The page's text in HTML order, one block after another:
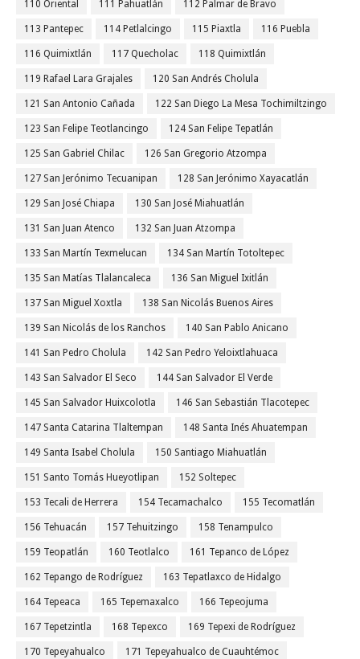
110 Oriental 111 Pahuatlán 112 Palmar de Bravo
113 Pantepec 114 Petlalcingo 115 Piaxtla 116 Puebla
116 Quimixtlán 117 Quecholac 118 Quimixtlán
119 Rafael Lara Grajales 120 San Andrés Cholula
121 San Antonio Cañada 122 San Diego La Mesa Tochimiltzingo
123 San Felipe Teotlancingo 124 San Felipe Tepatlán
125 San Gabriel Chilac 126 San Gregorio Atzompa
127 San Jerónimo Tecuanipan 128 San Jerónimo Xayacatlán
129 San José Chiapa 130 San José Miahuatlán
131 San Juan Atenco 132 San Juan Atzompa
133 San Martín Texmelucan 134 San Martín Totoltepec
135 San Matías Tlalancaleca 136 San Miguel Ixitlán
137 San Miguel Xoxtla 138 San Nicolás Buenos Aires
139 San Nicolás de los Ranchos 140 San Pablo Anicano
141 San Pedro Cholula 142 San Pedro Yeloixtlahuaca
143 San Salvador El Seco 144 San Salvador El Verde
145 San Salvador Huixcolotla 146 San Sebastián Tlacotepec
147 Santa Catarina Tlaltempan 148 Santa Inés Ahuatempan
149 Santa Isabel Cholula 150 Santiago Miahuatlán
151 Santo Tomás Hueyotlipan 152 Soltepec
153 Tecali de Herrera 154 Tecamachalco 155 Tecomatlán
156 Tehuacán 157 Tehuitzingo 158 Tenampulco
159 Teopatlán 160 Teotlalco 161 Tepanco de López
162 Tepango de Rodríguez 163 Tepatlaxco de Hidalgo
164 Tepeaca 165 Tepemaxalco 166 Tepeojuma
167 Tepetzintla 168 Tepexco 169 Tepexi de Rodríguez
170 Tepeyahualco 171 Tepeyahualco de Cuauhtémoc